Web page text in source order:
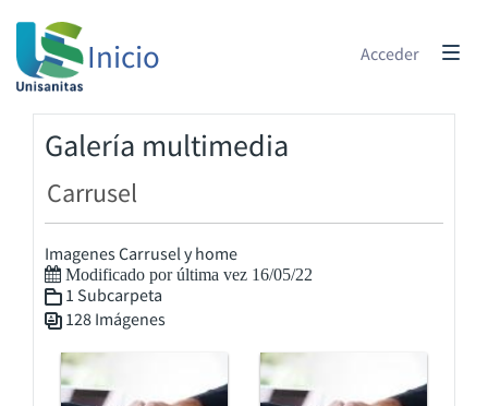
Inicio Acceder
Galería multimedia
Carrusel
Imagenes Carrusel y home
Modificado por última vez 16/05/22
1 Subcarpeta
128 Imágenes